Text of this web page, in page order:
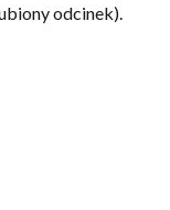
odcinek).